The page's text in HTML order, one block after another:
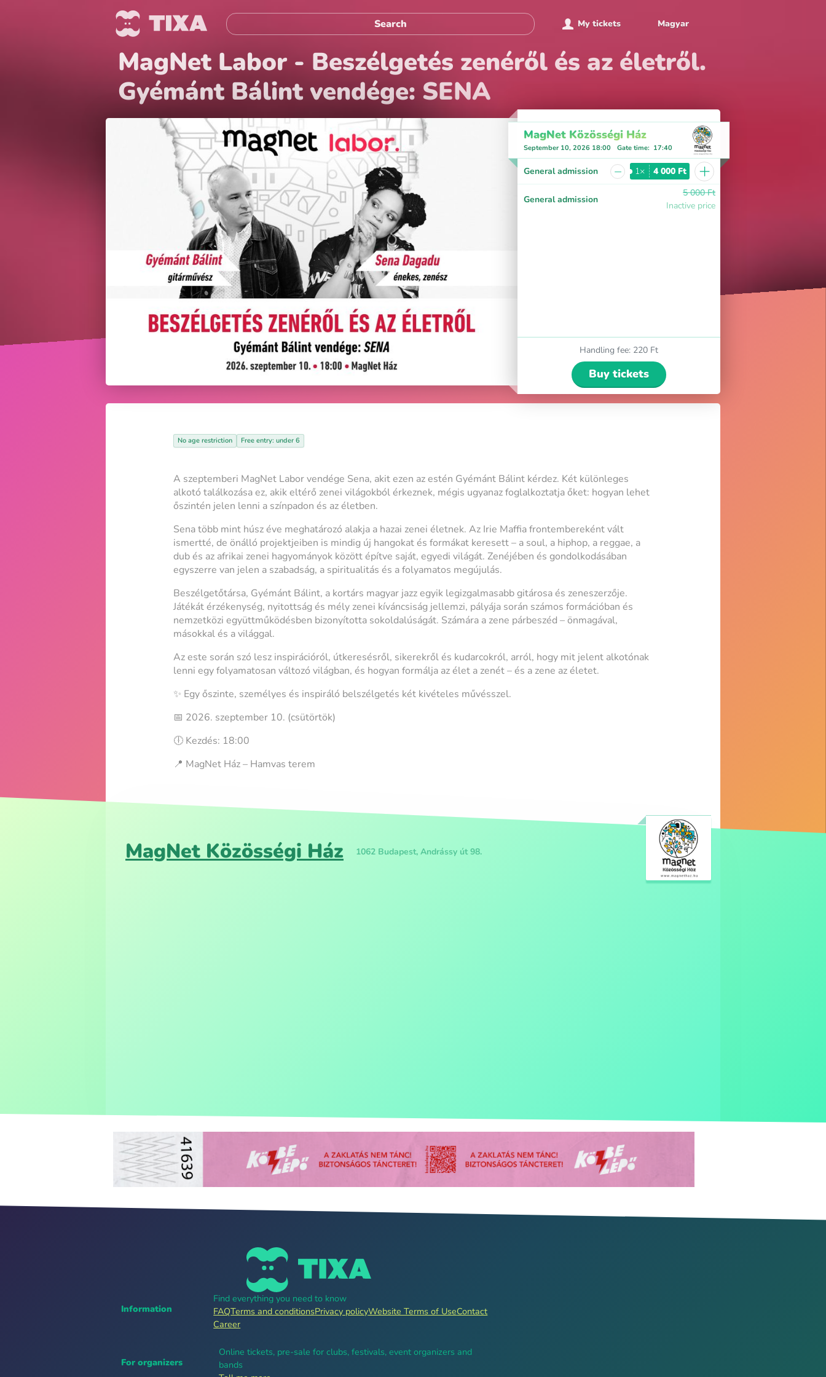
My tickets Magyar
MagNet Labor - Beszélgetés zenéről és az életről.
Gyémánt Bálint vendége: SENA
MagNet Közösségi Ház
September 10, 2026 18:00 Gate time: 17:40
General admission − 1× 4 000 Ft +
General admission
5 000 Ft
Inactive price
Handling fee: 220 Ft
Buy tickets
No age restriction Free entry: under 6
A szeptemberi MagNet Labor vendége Sena, akit ezen az estén Gyémánt Bálint kérdez. Két különleges
alkotó találkozása ez, akik eltérő zenei világokból érkeznek, mégis ugyanaz foglalkoztatja őket: hogyan lehet
őszintén jelen lenni a színpadon és az életben.
Sena több mint húsz éve meghatározó alakja a hazai zenei életnek. Az Irie Maffia frontembereként vált
ismertté, de önálló projektjeiben is mindig új hangokat és formákat keresett – a soul, a hiphop, a reggae, a
dub és az afrikai zenei hagyományok között építve saját, egyedi világát. Zenéjében és gondolkodásában
egyszerre van jelen a szabadság, a spiritualitás és a folyamatos megújulás.
Beszélgetőtársa, Gyémánt Bálint, a kortárs magyar jazz egyik legizgalmasabb gitárosa és zeneszerzője.
Játékát érzékenység, nyitottság és mély zenei kíváncsiság jellemzi, pályája során számos formációban és
nemzetközi együttműködésben bizonyította sokoldalúságát. Számára a zene párbeszéd – önmagával,
másokkal és a világgal.
Az este során szó lesz inspirációról, útkeresésről, sikerekről és kudarcokról, arról, hogy mit jelent alkotónak
lenni egy folyamatosan változó világban, és hogyan formálja az élet a zenét – és a zene az életet.
✨ Egy őszinte, személyes és inspiráló belszélgetés két kivételes művésszel.
📅 2026. szeptember 10. (csütörtök)
🕕 Kezdés: 18:00
📍 MagNet Ház – Hamvas terem
MagNet Közösségi Ház 1062 Budapest, Andrássy út 98.
Information
Find everything you need to know
FAQTerms and conditionsPrivacy policyWebsite Terms of UseContact
Career
For organizers
Online tickets, pre-sale for clubs, festivals, event organizers and
bands